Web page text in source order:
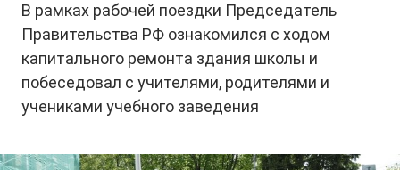
В рамках рабочей поездки Председатель
Правительства РФ ознакомился с ходом
капитального ремонта здания школы и
побеседовал с учителями, родителями и
учениками учебного заведения